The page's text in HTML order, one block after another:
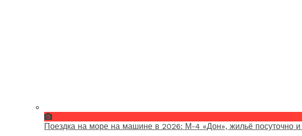
Поездка на море на машине в 2026: М-4 «Дон», жильё посуточно и